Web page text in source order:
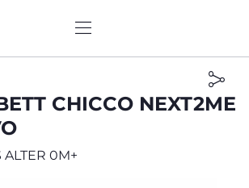
CHICCO NEXT2ME
0M+